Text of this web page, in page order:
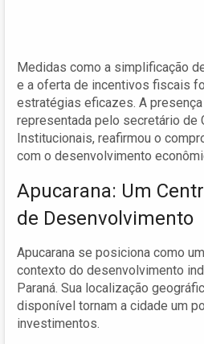
Medidas como a simplificação
e a oferta de incentivos fiscais
estratégias eficazes. A
representada pelo secretário de
Institucionais, reafirmou o
com o desenvolvimento
Apucarana: Um
de Desenvolvimento
Apucarana se posiciona como
contexto do desenvolvimento
Paraná. Sua localização
disponível tornam a cidade um
investimentos.